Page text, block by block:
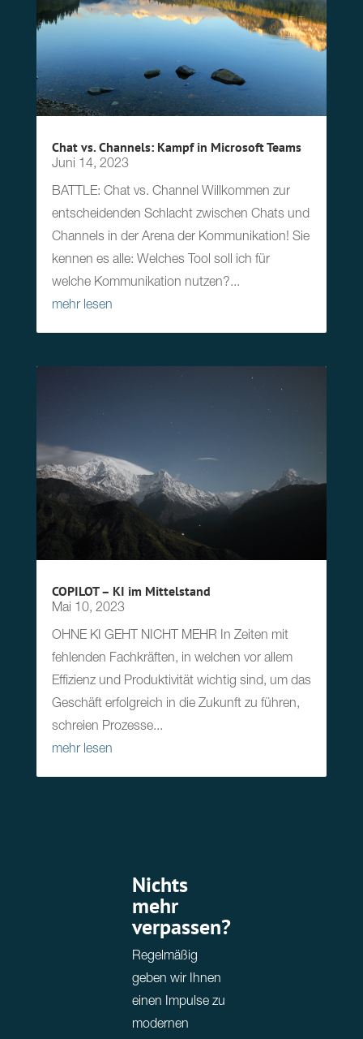
Chat vs. Channels: Kampf in Microsoft Teams
Juni 14, 2023
BATTLE: Chat vs. Channel Willkommen zur
entscheidenden Schlacht zwischen Chats und
Channels in der Arena der Kommunikation! Sie
kennen es alle: Welches Tool soll ich für
welche Kommunikation nutzen?...
mehr lesen
COPILOT – KI im Mittelstand
Mai 10, 2023
OHNE KI GEHT NICHT MEHR In Zeiten mit
fehlenden Fachkräften, in welchen vor allem
Effizienz und Produktivität wichtig sind, um das
Geschäft erfolgreich in die Zukunft zu führen,
schreien Prozesse...
mehr lesen
Nichts
mehr
verpassen?
Regelmäßig
geben wir Ihnen
einen Impulse zu
modernen